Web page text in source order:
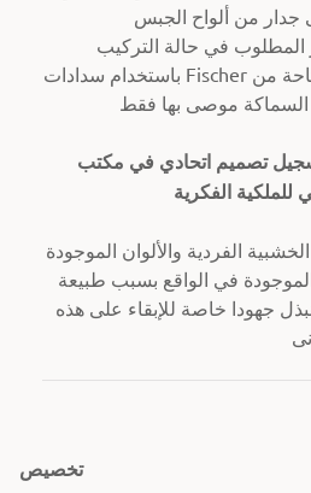
المطلوب في حالة التركيب
باستخدام سدادات Fischer المتاحة من BenchK هو 12 سم.
تصميم اتحادي في مكتب
الفردية والألوان الموجودة
في الواقع بسبب طبيعة
جهودا خاصة للإبقاء على هذه
تخصيص